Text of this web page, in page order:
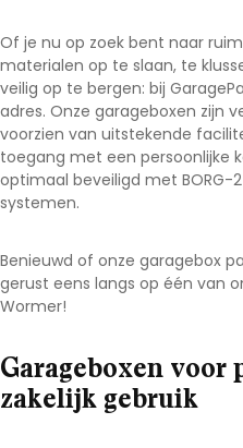
Of je nu op zoek bent naar
materialen op te slaan, te
veilig op te bergen: bij
adres. Onze garageboxen zijn
voorzien van uitstekende
toegang met een persoonlijke
optimaal beveiligd met BORG-
systemen.
Benieuwd of onze garagebox
gerust eens langs op één van
Wormer!
Garageboxen voor
zakelijk gebruik